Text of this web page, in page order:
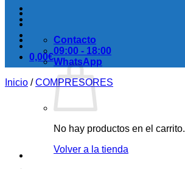
0,00€
No hay productos en el carrito.
Volver a la tienda
Contacto
09:00 - 18:00
WhatsApp
Inicio / COMPRESORES